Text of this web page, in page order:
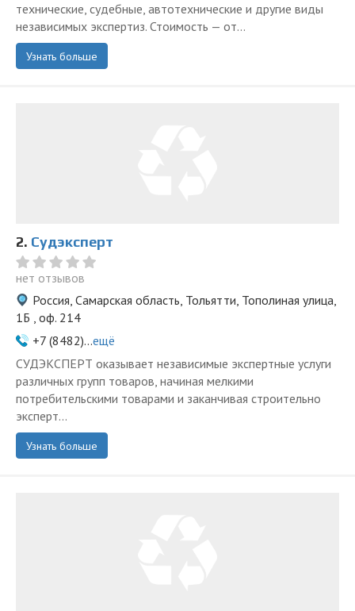
технические, судебные, автотехнические и другие виды
независимых экспертиз. Стоимость — от...
Узнать больше
2. Судэксперт
нет отзывов
Россия, Самарская область, Тольятти, Тополиная улица,
1Б , оф. 214
+7 (8482)...ещё
СУДЭКСПЕРТ оказывает независимые экспертные услуги
различных групп товаров, начиная мелкими
потребительскими товарами и заканчивая строительно
эксперт...
Узнать больше